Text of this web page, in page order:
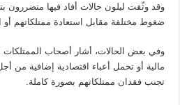
وقد وثّقت ليلون حالات أفاد فيها متضررون
ضغوط مختلفة مقابل استعادة ممتلكاتهم أو
وفي بعض الحالات، أشار أصحاب الممتلكات
مالية أو تحمل أعباء اقتصادية إضافية من
تجنب فقدان ممتلكاتهم بصورة كاملة.